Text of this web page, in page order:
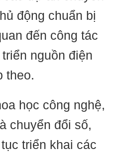
động chuẩn bị
đến công tác
nguồn điện
theo.
học công nghệ,
chuyển đổi số,
triển khai các